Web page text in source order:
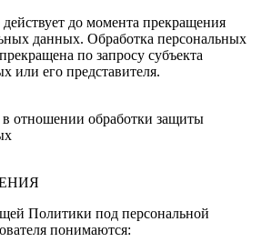
до момента прекращения
данных. Обработка персональных
по запросу субъекта
или его представителя.
отношении обработки защиты
Политики под персональной
понимаются: